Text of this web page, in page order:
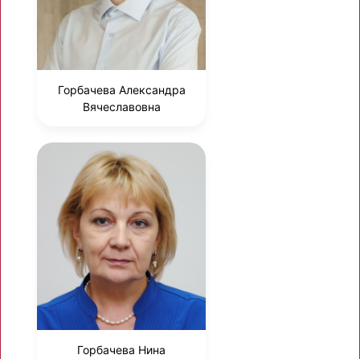
Горбачева Александра
Вячеславовна
Горбачева Нина